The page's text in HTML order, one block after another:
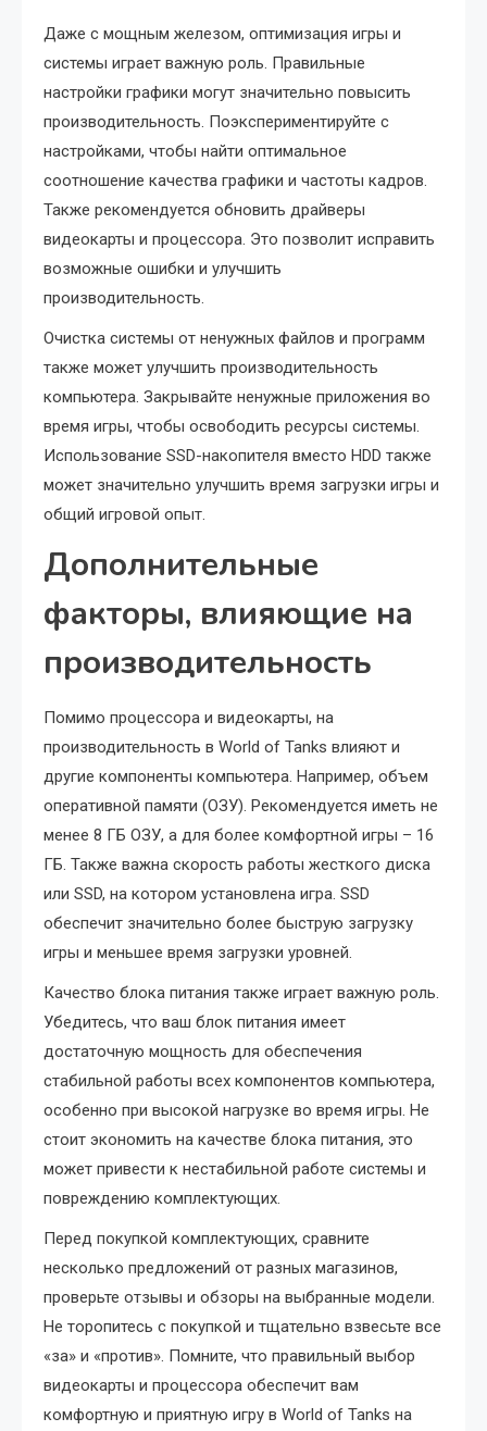
Даже с мощным железом, оптимизация игры и
системы играет важную роль. Правильные
настройки графики могут значительно повысить
производительность. Поэкспериментируйте с
настройками, чтобы найти оптимальное
соотношение качества графики и частоты кадров.
Также рекомендуется обновить драйверы
видеокарты и процессора. Это позволит исправить
возможные ошибки и улучшить
производительность.
Очистка системы от ненужных файлов и программ
также может улучшить производительность
компьютера. Закрывайте ненужные приложения во
время игры, чтобы освободить ресурсы системы.
Использование SSD-накопителя вместо HDD также
может значительно улучшить время загрузки игры и
общий игровой опыт.
Дополнительные
факторы, влияющие на
производительность
Помимо процессора и видеокарты, на
производительность в World of Tanks влияют и
другие компоненты компьютера. Например, объем
оперативной памяти (ОЗУ). Рекомендуется иметь не
менее 8 ГБ ОЗУ, а для более комфортной игры – 16
ГБ. Также важна скорость работы жесткого диска
или SSD, на котором установлена игра. SSD
обеспечит значительно более быструю загрузку
игры и меньшее время загрузки уровней.
Качество блока питания также играет важную роль.
Убедитесь, что ваш блок питания имеет
достаточную мощность для обеспечения
стабильной работы всех компонентов компьютера,
особенно при высокой нагрузке во время игры. Не
стоит экономить на качестве блока питания, это
может привести к нестабильной работе системы и
повреждению комплектующих.
Перед покупкой комплектующих, сравните
несколько предложений от разных магазинов,
проверьте отзывы и обзоры на выбранные модели.
Не торопитесь с покупкой и тщательно взвесьте все
«за» и «против». Помните, что правильный выбор
видеокарты и процессора обеспечит вам
комфортную и приятную игру в World of Tanks на